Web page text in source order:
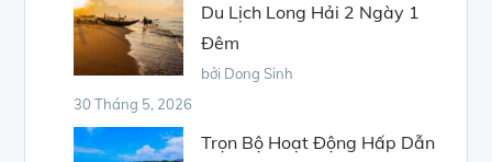
Du Lịch Long Hải 2 Ngày 1
Đêm
bởi Dong Sinh
30 Tháng 5, 2026
Trọn Bộ Hoạt Động Hấp Dẫn